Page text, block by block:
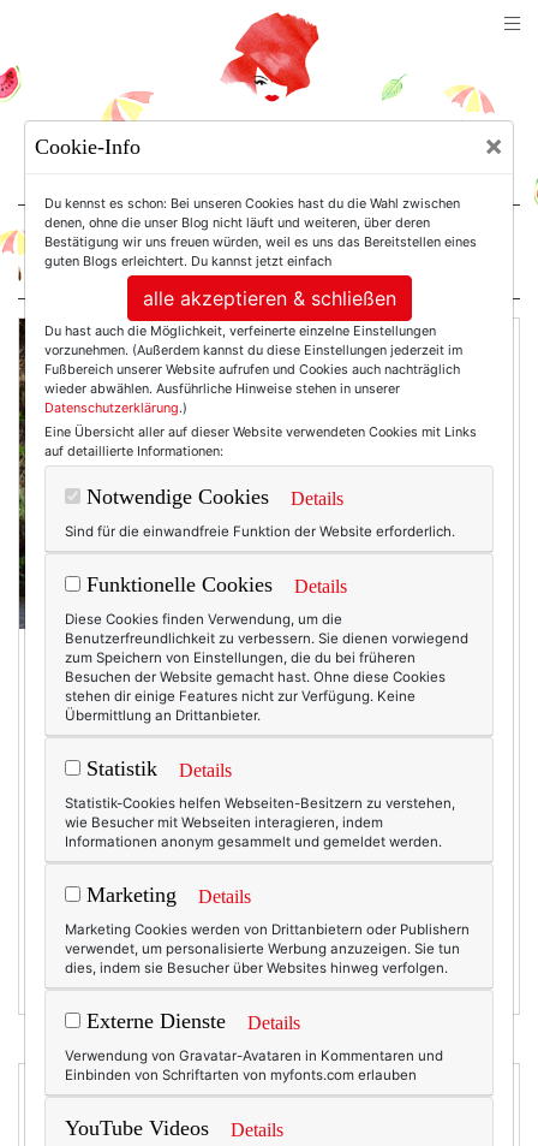
For Women. Not Girls.
TEXTERELLA LIEST.
Leseempfehlungen
aus dem Hinterhof
02.08.2026
Als letzte Woche die
Hiobsbotschaften aus
aller Welt mal wieder
über uns
zusammenschlugen,
hatte ich nur einen
Wunsch: Mich mit
einem Stapel Bücher…
TEXTERELLA AUF
REISEN.
Mit wehenden
Provence!
28.06.2026
Diese Texterella
Sonntag noch
lobpreist sie den
beschaulich ruhigen
das: Ist die doch glatt
am… mehr lesen
Cookie-Info ×
Du kennst es schon: Bei unseren Cookies hast du die Wahl zwischen
denen, ohne die unser Blog nicht läuft und weiteren, über deren
Bestätigung wir uns freuen würden, weil es uns das Bereitstellen eines
guten Blogs erleichtert. Du kannst jetzt einfach
alle akzeptieren & schließen
Du hast auch die Möglichkeit, verfeinerte einzelne Einstellungen
vorzunehmen. (Außerdem kannst du diese Einstellungen jederzeit im
Fußbereich unserer Website aufrufen und Cookies auch nachträglich
wieder abwählen. Ausführliche Hinweise stehen in unserer
Datenschutzerklärung.)
Eine Übersicht aller auf dieser Website verwendeten Cookies mit Links
auf detaillierte Informationen:
Notwendige Cookies Details
Sind für die einwandfreie Funktion der Website erforderlich.
Funktionelle Cookies Details
Diese Cookies finden Verwendung, um die
Benutzerfreundlichkeit zu verbessern. Sie dienen vorwiegend
zum Speichern von Einstellungen, die du bei früheren
Besuchen der Website gemacht hast. Ohne diese Cookies
stehen dir einige Features nicht zur Verfügung. Keine
Übermittlung an Drittanbieter.
Statistik Details
Statistik-Cookies helfen Webseiten-Besitzern zu verstehen,
wie Besucher mit Webseiten interagieren, indem
Informationen anonym gesammelt und gemeldet werden.
Marketing Details
Marketing Cookies werden von Drittanbietern oder Publishern
verwendet, um personalisierte Werbung anzuzeigen. Sie tun
dies, indem sie Besucher über Websites hinweg verfolgen.
Externe Dienste Details
Verwendung von Gravatar-Avataren in Kommentaren und
Einbinden von Schriftarten von myfonts.com erlauben
YouTube Videos Details